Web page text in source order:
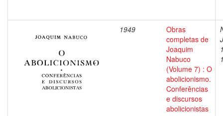
1949
Obras
completas de
Joaquim
Nabuco
(Volume 7) : O
abolicionismo.
Conferências
e discursos
abolicionistas